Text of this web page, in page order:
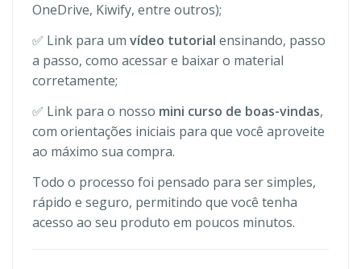
OneDrive, Kiwify, entre outros);
✅ Link para um vídeo tutorial ensinando, passo
a passo, como acessar e baixar o material
corretamente;
✅ Link para o nosso mini curso de boas-vindas,
com orientações iniciais para que você aproveite
ao máximo sua compra.
Todo o processo foi pensado para ser simples,
rápido e seguro, permitindo que você tenha
acesso ao seu produto em poucos minutos.